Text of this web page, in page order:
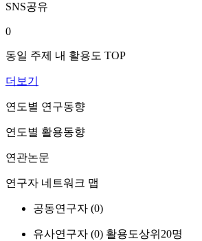
SNS공유
0
동일 주제 내 활용도 TOP
더보기
연도별 연구동향
연도별 활용동향
연관논문
연구자 네트워크 맵
공동연구자 (0)
유사연구자 (0) 활용도상위20명